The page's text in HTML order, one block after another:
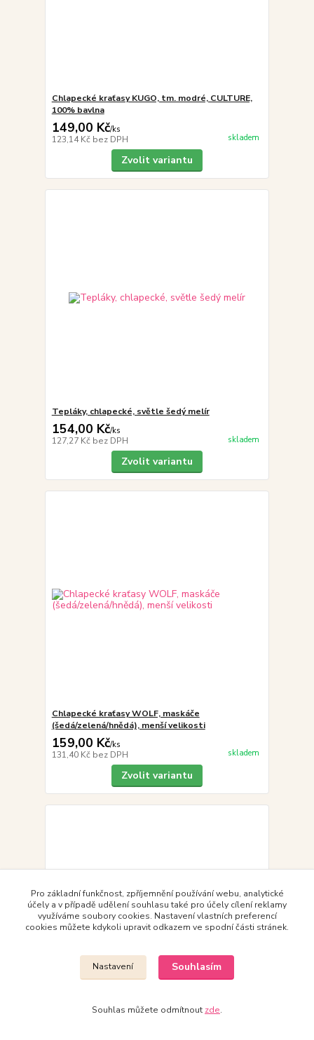
Chlapecké kraťasy KUGO, tm. modré, CULTURE,
100% bavlna
149,00 Kč/ks
123,14 Kč bez DPH skladem
Zvolit variantu
Tepláky, chlapecké, světle šedý melír
154,00 Kč/ks
127,27 Kč bez DPH skladem
Zvolit variantu
Chlapecké kraťasy WOLF, maskáče
(šedá/zelená/hnědá), menší velikosti
159,00 Kč/ks
131,40 Kč bez DPH skladem
Zvolit variantu
Pro základní funkčnost, zpříjemnění používání webu, analytické
účely a v případě udělení souhlasu také pro účely cílení reklamy
využíváme soubory cookies. Nastavení vlastních preferencí
cookies můžete kdykoli upravit odkazem ve spodní části stránek.
Nastavení Souhlasím
Souhlas můžete odmítnout zde.